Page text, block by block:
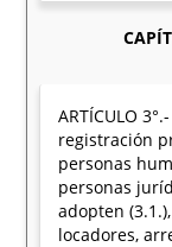
ARTÍCULO
registración
personas
personas
adopten
locadores,